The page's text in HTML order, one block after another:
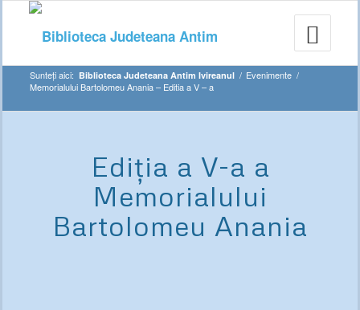
Sunteți aici: Biblioteca Judeteana Antim Ivireanul / Evenimente /
Memorialului Bartolomeu Anania – Editia a V – a
Ediţia a V-a a
Memorialului
Bartolomeu Anania